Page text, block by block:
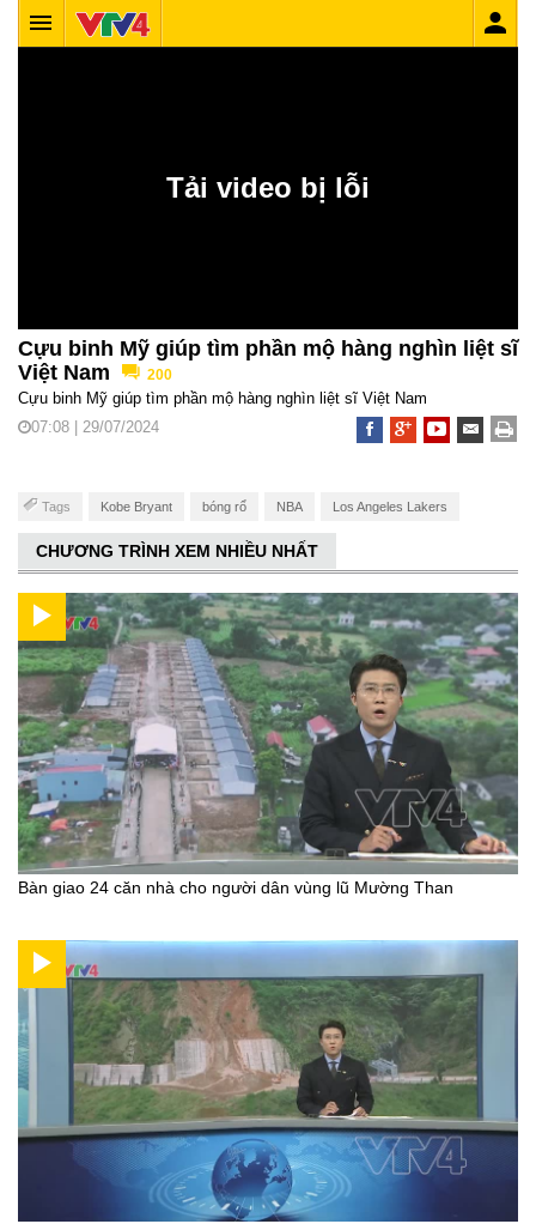
Cựu binh Mỹ giúp tìm phần mộ hàng nghìn liệt sĩ
Việt Nam
200
Cựu binh Mỹ giúp tìm phần mộ hàng nghìn liệt sĩ Việt Nam
07:08 | 29/07/2024
Tags Kobe Bryant bóng rổ NBA Los Angeles Lakers
CHƯƠNG TRÌNH XEM NHIỀU NHẤT
Bàn giao 24 căn nhà cho người dân vùng lũ Mường Than